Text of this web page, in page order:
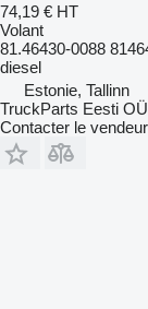
74,19 € HT
Volant
81.46430-0088
diesel
Estonie, Tallinn
TruckParts Eesti OÜ
Contacter le vendeur